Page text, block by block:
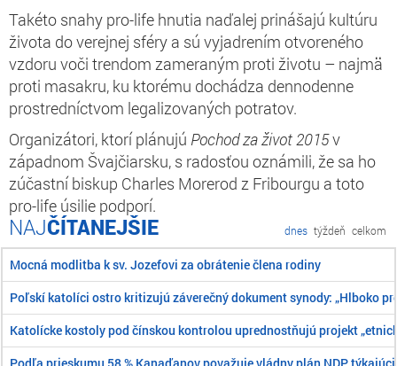
Takéto snahy pro-life hnutia naďalej prinášajú kultúru
života do verejnej sféry a sú vyjadrením otvoreného
vzdoru voči trendom zameraným proti životu – najmä
proti masakru, ku ktorému dochádza dennodenne
prostredníctvom legalizovaných potratov.
Organizátori, ktorí plánujú Pochodzaživot2015v
západnom Švajčiarsku, s radosťou oznámili, že sa ho
zúčastní biskup Charles Morerod z Fribourgu a toto
pro-life úsilie podporí.
ČÍTANEJŠIE dnes týždeň celkom
Mocná modlitba k sv. Jozefovi za obrátenie člena rodiny
Poľskí katolíci ostro kritizujú záverečný dokument synody: „Hlboko
Katolícke kostoly pod čínskou kontrolou uprednostňujú projekt